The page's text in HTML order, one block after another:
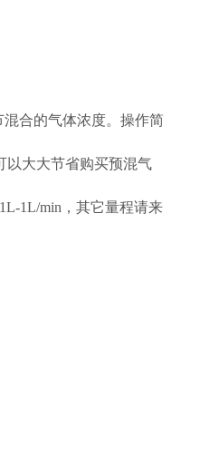
合的气体浓度。操作简
以大大节省购买预混气
1L/min，其它量程请来